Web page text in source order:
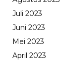
Juli 2023
Juni 2023
Mei 2023
April 2023